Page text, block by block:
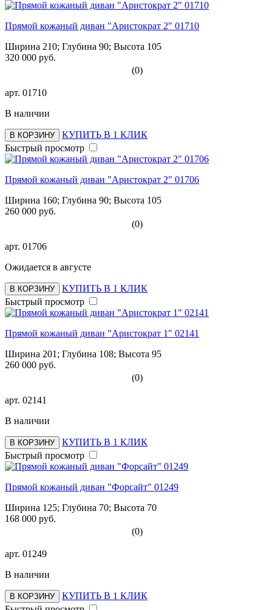
Прямой кожаный диван "Аристократ 2" 01710
Ширина 210; Глубина 90; Высота 105
320 000 руб.
(0)
арт. 01710
В наличии
В КОРЗИНУ
КУПИТЬ В 1 КЛИК
Быстрый просмотр
Прямой кожаный диван "Аристократ 2" 01706
Ширина 160; Глубина 90; Высота 105
260 000 руб.
(0)
арт. 01706
Ожидается в августе
В КОРЗИНУ
КУПИТЬ В 1 КЛИК
Быстрый просмотр
Прямой кожаный диван "Аристократ 1" 02141
Ширина 201; Глубина 108; Высота 95
260 000 руб.
(0)
арт. 02141
В наличии
В КОРЗИНУ
КУПИТЬ В 1 КЛИК
Быстрый просмотр
Прямой кожаный диван "Форсайт" 01249
Ширина 125; Глубина 70; Высота 70
168 000 руб.
(0)
арт. 01249
В наличии
В КОРЗИНУ
КУПИТЬ В 1 КЛИК